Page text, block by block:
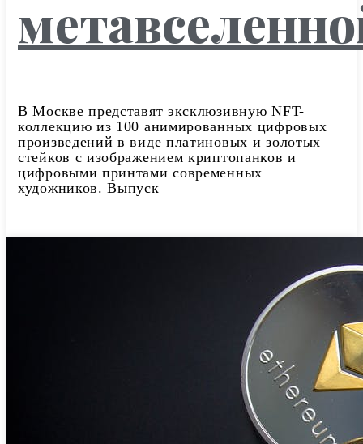
В Москве представят эксклюзивную NFT-
коллекцию из 100 анимированных цифровых
произведений в виде платиновых и золотых
стейков с изображением криптопанков и
цифровыми принтами современных
художников. Выпуск